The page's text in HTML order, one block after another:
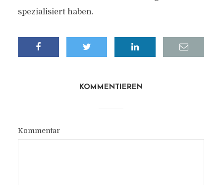
spezialisiert haben.
KOMMENTIEREN
Kommentar